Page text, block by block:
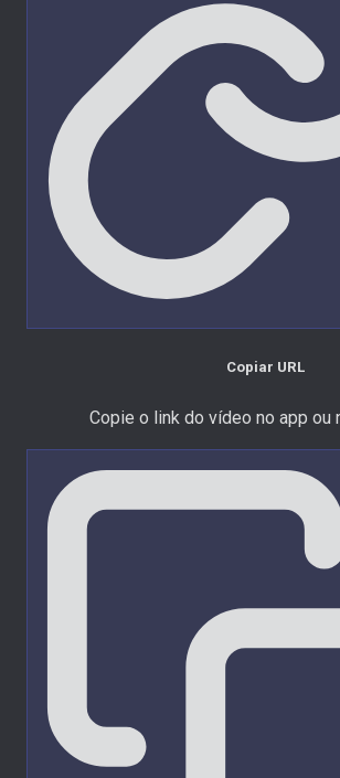
Copiar URL
Copie o link do vídeo no app ou